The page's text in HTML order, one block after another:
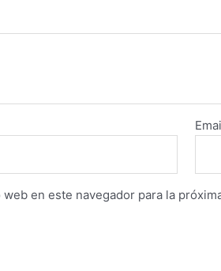
en este navegador para la